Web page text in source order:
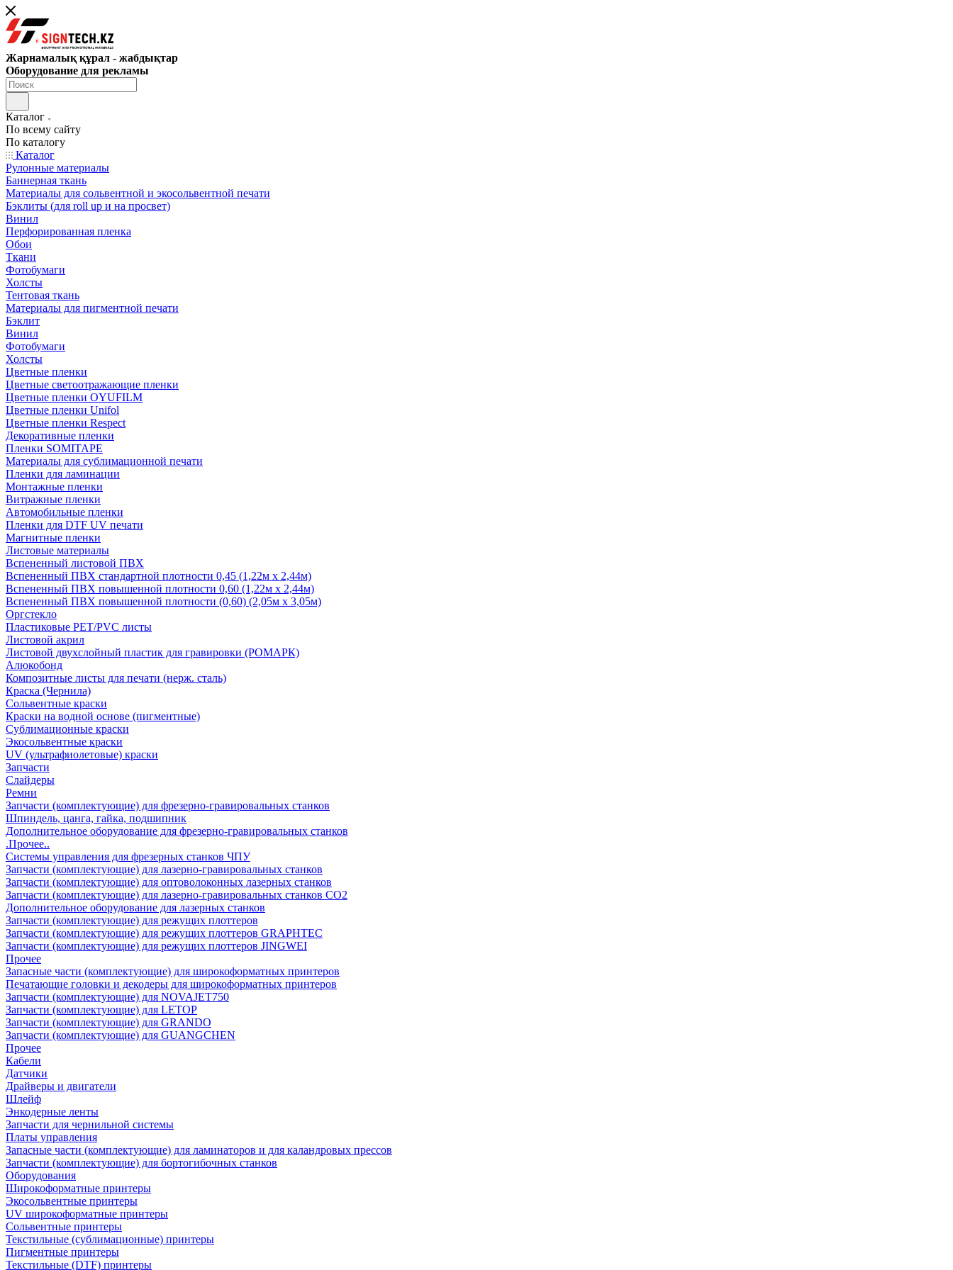
Жарнамалық құрал - жабдықтар
Оборудование для рекламы
Каталог
По всему сайту
По каталогу
Каталог
Рулонные материалы
Баннерная ткань
Материалы для сольвентной и экосольвентной печати
Бэклиты (для roll up и на просвет)
Винил
Перфорированная пленка
Обои
Ткани
Фотобумаги
Холсты
Тентовая ткань
Материалы для пигментной печати
Бэклит
Винил
Фотобумаги
Холсты
Цветные пленки
Цветные светоотражающие пленки
Цветные пленки OYUFILM
Цветные пленки Unifol
Цветные пленки Respect
Декоративные пленки
Пленки SOMITAPE
Материалы для сублимационной печати
Пленки для ламинации
Монтажные пленки
Витражные пленки
Автомобильные пленки
Пленки для DTF UV печати
Магнитные пленки
Листовые материалы
Вспененный листовой ПВХ
Вспененный ПВХ стандартной плотности 0,45 (1,22м х 2,44м)
Вспененный ПВХ повышенной плотности 0,60 (1,22м х 2,44м)
Вспененный ПВХ повышенной плотности (0,60) (2,05м х 3,05м)
Оргстекло
Пластиковые PET/PVC листы
Листовой акрил
Листовой двухслойный пластик для гравировки (РОМАРК)
Алюкобонд
Композитные листы для печати (нерж. сталь)
Краска (Чернила)
Сольвентные краски
Краски на водной основе (пигментные)
Сублимационные краски
Экосольвентные краски
UV (ультрафиолетовые) краски
Запчасти
Слайдеры
Ремни
Запчасти (комплектующие) для фрезерно-гравировальных станков
Шпиндель, цанга, гайка, подшипник
Дополнительное оборудование для фрезерно-гравировальных станков
.Прочее..
Системы управления для фрезерных станков ЧПУ
Запчасти (комплектующие) для лазерно-гравировальных станков
Запчасти (комплектующие) для оптоволоконных лазерных станков
Запчасти (комплектующие) для лазерно-гравировальных станков CO2
Дополнительное оборудование для лазерных станков
Запчасти (комплектующие) для режущих плоттеров
Запчасти (комплектующие) для режущих плоттеров GRAPHTEC
Запчасти (комплектующие) для режущих плоттеров JINGWEI
Прочее
Запасные части (комплектующие) для широкоформатных принтеров
Печатающие головки и декодеры для широкоформатных принтеров
Запчасти (комплектующие) для NOVAJET750
Запчасти (комплектующие) для LETOP
Запчасти (комплектующие) для GRANDO
Запчасти (комплектующие) для GUANGCHEN
Прочее
Кабели
Датчики
Драйверы и двигатели
Шлейф
Энкодерные ленты
Запчасти для чернильной системы
Платы управления
Запасные части (комплектующие) для ламинаторов и для каландровых прессов
Запчасти (комплектующие) для бортогибочных станков
Оборудования
Широкоформатные принтеры
Экосольвентные принтеры
UV широкоформатные принтеры
Сольвентные принтеры
Текстильные (сублимационные) принтеры
Пигментные принтеры
Текстильные (DTF) принтеры